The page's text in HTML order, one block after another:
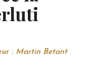
: Martin Betant